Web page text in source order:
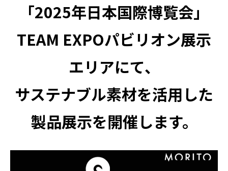
「2025年日本国際博覧会」
TEAM EXPOパビリオン展示
エリアにて、
サステナブル素材を活用した
製品展示を開催します。